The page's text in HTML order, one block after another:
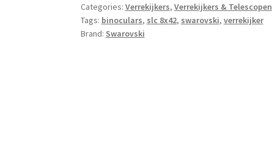
Categories: Verrekijkers, Verrekijkers & Telescopen
Tags: binoculars, slc 8x42, swarovski, verrekijker
Brand: Swarovski